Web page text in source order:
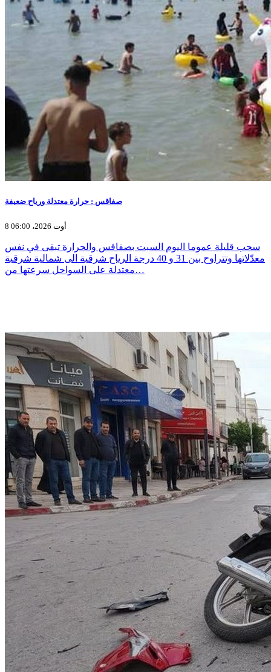
صفاقس : حرارة معتدلة ورياح ضعيفة
8 أوت 2026، 06:00
سحب قليلة عموما اليوم السبت بصفاقس والحرارة تبقى في نفس
معدّلاتها وتتراوح بين 31 و 40 درجة الرياح شرقية الى شمالية شرقية
معتدلة على السواحل سرعتها من…